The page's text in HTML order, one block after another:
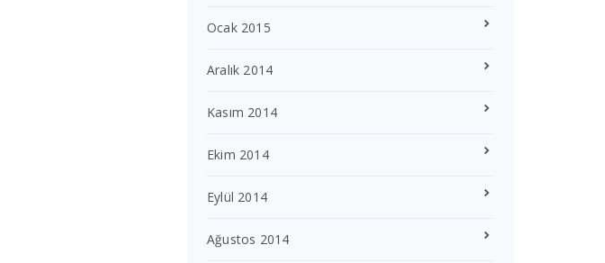
Ocak 2015
Aralık 2014
Kasım 2014
Ekim 2014
Eylül 2014
Ağustos 2014